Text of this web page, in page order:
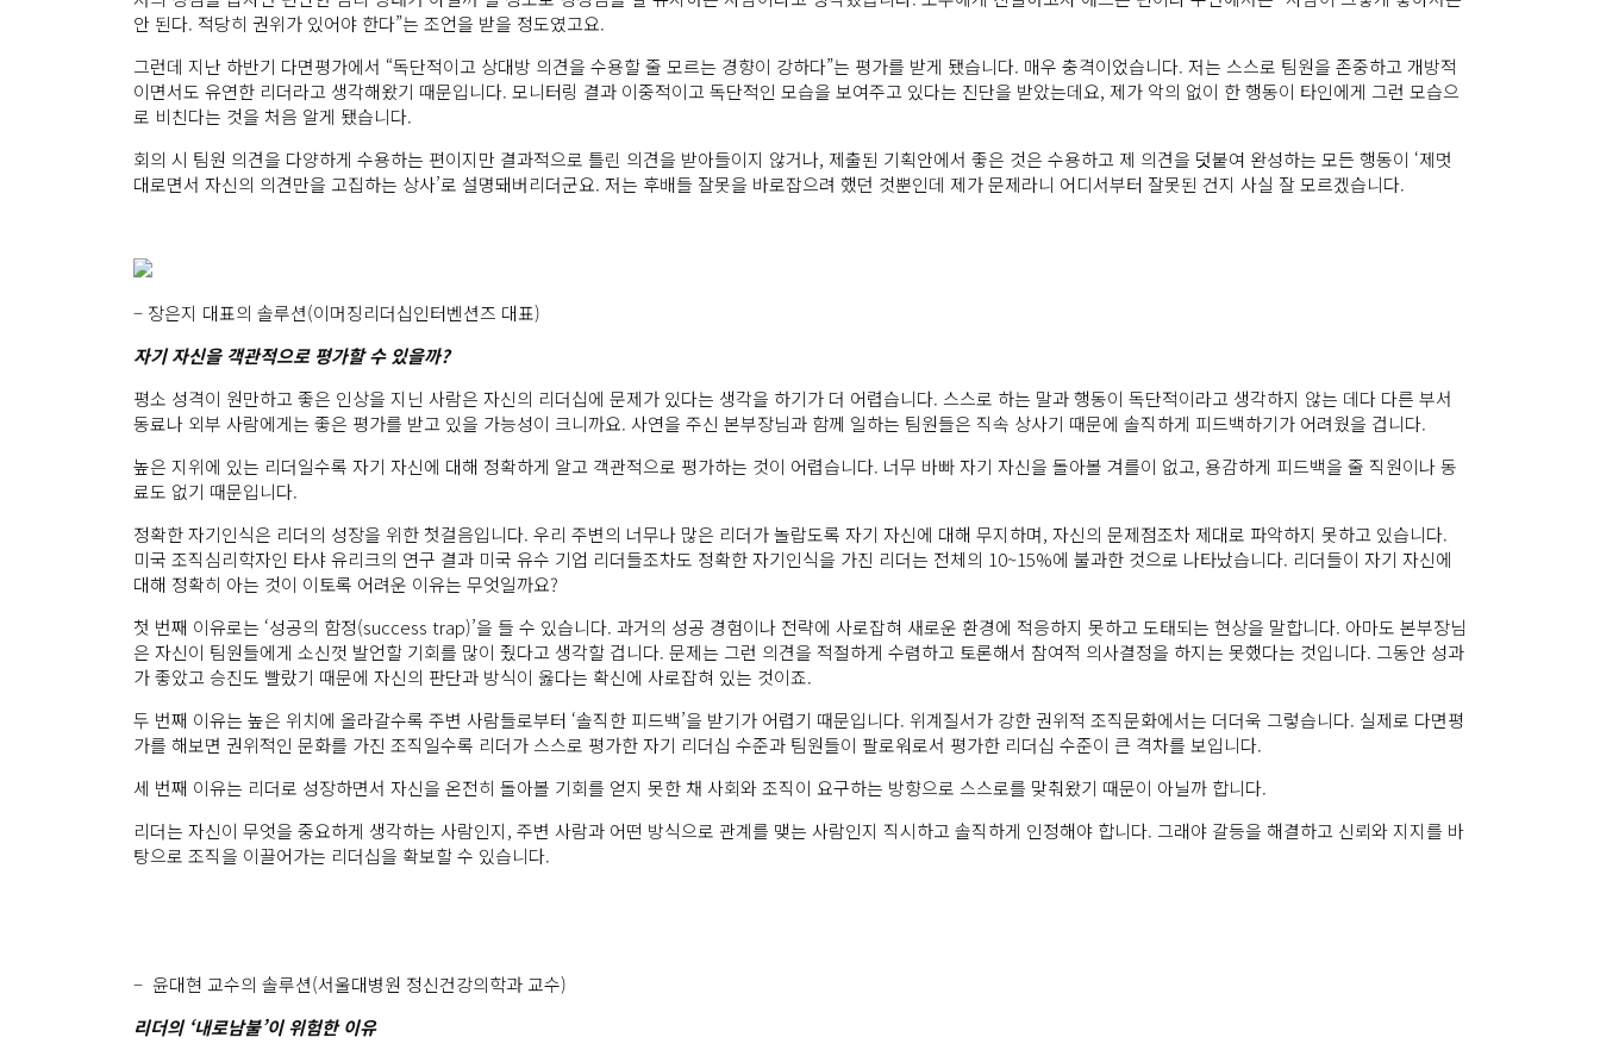
안 된다. 적당히 권위가 있어야 한다”는 조언을 받을 정도였고요.
그런데 지난 하반기 다면평가에서 “독단적이고 상대방 의견을 수용할 줄 모르는 경향이 강하다”는 평가를 받게 됐습니다. 매우 충격이었습니다. 저는 스스로 팀원을 존중하고 개방적
이면서도 유연한 리더라고 생각해왔기 때문입니다. 모니터링 결과 이중적이고 독단적인 모습을 보여주고 있다는 진단을 받았는데요, 제가 악의 없이 한 행동이 타인에게 그런 모습으
로 비친다는 것을 처음 알게 됐습니다.
회의 시 팀원 의견을 다양하게 수용하는 편이지만 결과적으로 틀린 의견을 받아들이지 않거나, 제출된 기획안에서 좋은 것은 수용하고 제 의견을 덧붙여 완성하는 모든 행동이 ‘제멋
대로면서 자신의 의견만을 고집하는 상사’로 설명돼버리더군요. 저는 후배들 잘못을 바로잡으려 했던 것뿐인데 제가 문제라니 어디서부터 잘못된 건지 사실 잘 모르겠습니다.
– 장은지 대표의 솔루션(이머징리더십인터벤션즈 대표)
자기 자신을 객관적으로 평가할 수 있을까?
평소 성격이 원만하고 좋은 인상을 지닌 사람은 자신의 리더십에 문제가 있다는 생각을 하기가 더 어렵습니다. 스스로 하는 말과 행동이 독단적이라고 생각하지 않는 데다 다른 부서
동료나 외부 사람에게는 좋은 평가를 받고 있을 가능성이 크니까요. 사연을 주신 본부장님과 함께 일하는 팀원들은 직속 상사기 때문에 솔직하게 피드백하기가 어려웠을 겁니다.
높은 지위에 있는 리더일수록 자기 자신에 대해 정확하게 알고 객관적으로 평가하는 것이 어렵습니다. 너무 바빠 자기 자신을 돌아볼 겨를이 없고, 용감하게 피드백을 줄 직원이나 동
료도 없기 때문입니다.
정확한 자기인식은 리더의 성장을 위한 첫걸음입니다. 우리 주변의 너무나 많은 리더가 놀랍도록 자기 자신에 대해 무지하며, 자신의 문제점조차 제대로 파악하지 못하고 있습니다.
미국 조직심리학자인 타샤 유리크의 연구 결과 미국 유수 기업 리더들조차도 정확한 자기인식을 가진 리더는 전체의 10~15%에 불과한 것으로 나타났습니다. 리더들이 자기 자신에
대해 정확히 아는 것이 이토록 어려운 이유는 무엇일까요?
첫 번째 이유로는 ‘성공의 함정(success trap)’을 들 수 있습니다. 과거의 성공 경험이나 전략에 사로잡혀 새로운 환경에 적응하지 못하고 도태되는 현상을 말합니다. 아마도 본부장님
은 자신이 팀원들에게 소신껏 발언할 기회를 많이 줬다고 생각할 겁니다. 문제는 그런 의견을 적절하게 수렴하고 토론해서 참여적 의사결정을 하지는 못했다는 것입니다. 그동안 성과
가 좋았고 승진도 빨랐기 때문에 자신의 판단과 방식이 옳다는 확신에 사로잡혀 있는 것이죠.
두 번째 이유는 높은 위치에 올라갈수록 주변 사람들로부터 ‘솔직한 피드백’을 받기가 어렵기 때문입니다. 위계질서가 강한 권위적 조직문화에서는 더더욱 그렇습니다. 실제로 다면평
가를 해보면 권위적인 문화를 가진 조직일수록 리더가 스스로 평가한 자기 리더십 수준과 팀원들이 팔로워로서 평가한 리더십 수준이 큰 격차를 보입니다.
세 번째 이유는 리더로 성장하면서 자신을 온전히 돌아볼 기회를 얻지 못한 채 사회와 조직이 요구하는 방향으로 스스로를 맞춰왔기 때문이 아닐까 합니다.
리더는 자신이 무엇을 중요하게 생각하는 사람인지, 주변 사람과 어떤 방식으로 관계를 맺는 사람인지 직시하고 솔직하게 인정해야 합니다. 그래야 갈등을 해결하고 신뢰와 지지를 바
탕으로 조직을 이끌어가는 리더십을 확보할 수 있습니다.
– 윤대현 교수의 솔루션(서울대병원 정신건강의학과 교수)
리더의 ‘내로남불’이 위험한 이유